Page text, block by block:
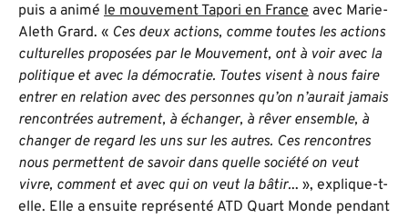
puis a animé le mouvement Tapori en France avec Marie-
Aleth Grard. « Ces deux actions, comme toutes les actions
culturelles proposées par le Mouvement, ont à voir avec la
politique et avec la démocratie. Toutes visent à nous faire
entrer en relation avec des personnes qu’on n’aurait jamais
rencontrées autrement, à échanger, à rêver ensemble, à
changer de regard les uns sur les autres. Ces rencontres
nous permettent de savoir dans quelle société on veut
vivre, comment et avec qui on veut la bâtir... », explique-t-
elle. Elle a ensuite représenté ATD Quart Monde pendant